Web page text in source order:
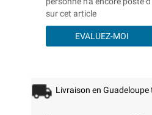
sur cet article
EVALUEZ-MOI
Livraison en